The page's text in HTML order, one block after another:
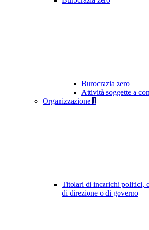
Burocrazia zero
Attività soggette a
Organizzazione 1
Titolari di incarichi politici,
di direzione o di governo